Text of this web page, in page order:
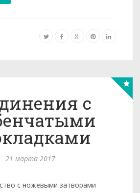
с
21 марта 2017
с ножевыми затворами